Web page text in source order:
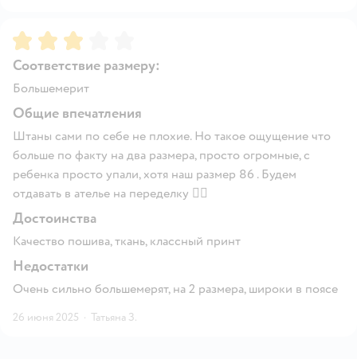
Рейтинг:3
Соответствие размеру:
Большемерит
Общие впечатления
Штаны сами по себе не плохие. Но такое ощущение что
больше по факту на два размера, просто огромные, с
ребенка просто упали, хотя наш размер 86 . Будем
отдавать в ателье на переделку 🤦‍♀️
Достоинства
Качество пошива, ткань, классный принт
Недостатки
Очень сильно большемерят, на 2 размера, широки в поясе
26 июня 2025 · Татьяна З.